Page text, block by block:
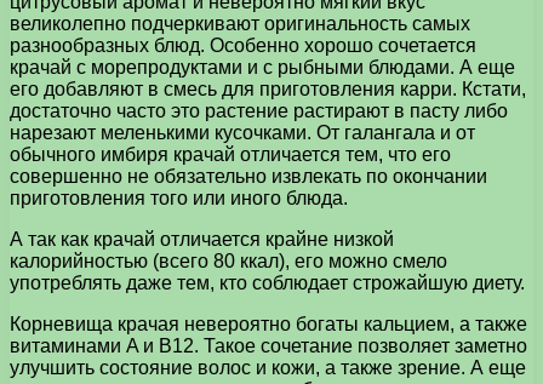
великолепно подчеркивают оригинальность самых
разнообразных блюд. Особенно хорошо сочетается
крачай с морепродуктами и с рыбными блюдами. А еще
его добавляют в смесь для приготовления карри. Кстати,
достаточно часто это растение растирают в пасту либо
нарезают меленькими кусочками. От галангала и от
обычного имбиря крачай отличается тем, что его
совершенно не обязательно извлекать по окончании
приготовления того или иного блюда.
А так как крачай отличается крайне низкой
калорийностью (всего 80 ккал), его можно смело
употреблять даже тем, кто соблюдает строжайшую диету.
Корневища крачая невероятно богаты кальцием, а также
витаминами A и B12. Такое сочетание позволяет заметно
улучшить состояние волос и кожи, а также зрение. А еще